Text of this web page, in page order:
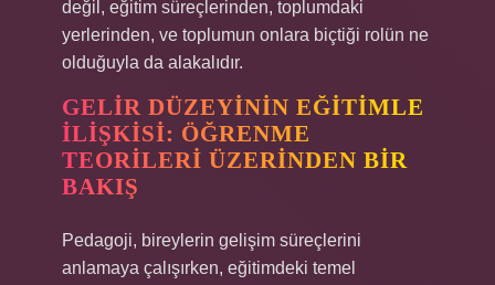
değil, eğitim süreçlerinden, toplumdaki
yerlerinden, ve toplumun onlara biçtiği rolün ne
olduğuyla da alakalıdır.
GELIR DÜZEYININ EĞITIMLE
İLIŞKISI: ÖĞRENME
TEORILERI ÜZERINDEN BIR
BAKIŞ
Pedagoji, bireylerin gelişim süreçlerini
anlamaya çalışırken, eğitimdeki temel